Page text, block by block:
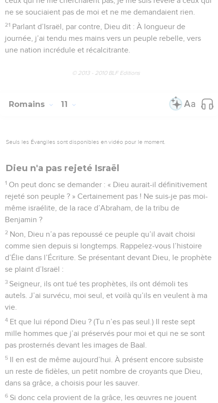
ne se souciaient pas de moi et ne me demandaient rien.
21 Parlant d’Israël, par contre, Dieu dit : À longueur de
journée, j’ai tendu mes mains vers un peuple rebelle, vers
une nation incrédule et récalcitrante.
© 2013 - 2010 BLF Editions
Romains 11
Seuls les Évangiles sont disponibles en vidéo pour le moment.
Dieu n'a pas rejeté Israël
1 On peut donc se demander : « Dieu aurait-il définitivement
rejeté son peuple ? » Certainement pas ! Ne suis-je pas moi-
même israélite, de la race d’Abraham, de la tribu de
Benjamin ?
2 Non, Dieu n’a pas repoussé ce peuple qu’il avait choisi
comme sien depuis si longtemps. Rappelez-vous l’histoire
d’Élie dans l’Écriture. Se présentant devant Dieu, le prophète
se plaint d’Israël :
3 Seigneur, ils ont tué tes prophètes, ils ont démoli tes
autels. J’ai survécu, moi seul, et voilà qu’ils en veulent à ma
vie.
4 Et que lui répond Dieu ? (Tu n’es pas seul.) Il reste sept
mille hommes que j’ai préservés pour moi et qui ne se sont
pas prosternés devant les images de Baal.
5 Il en est de même aujourd’hui. À présent encore subsiste
un reste de fidèles, un petit nombre de croyants que Dieu,
dans sa grâce, a choisis pour les sauver.
6 Si donc cela provient de la grâce, les œuvres ne jouent